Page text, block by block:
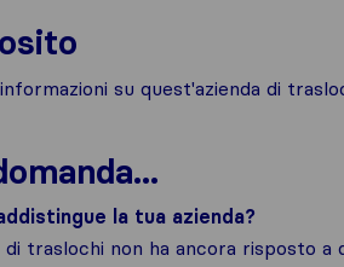
su quest'azienda di
la tua azienda?
traslochi non ha ancora risposto a